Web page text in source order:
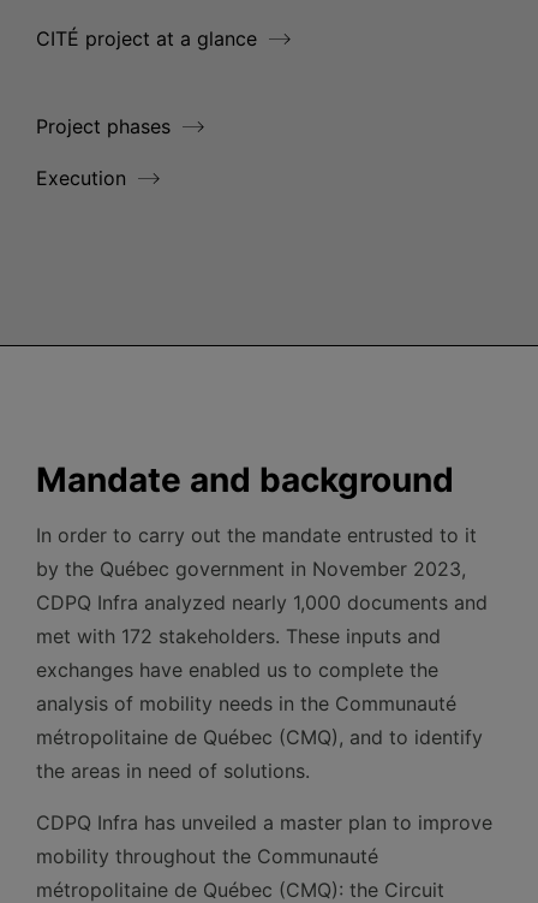
CITÉ project at a glance
Project phases
Execution
Mandate and background
In order to carry out the mandate entrusted to it
by the Québec government in November 2023,
CDPQ Infra analyzed nearly 1,000 documents and
met with 172 stakeholders. These inputs and
exchanges have enabled us to complete the
analysis of mobility needs in the Communauté
métropolitaine de Québec (CMQ), and to identify
the areas in need of solutions.
CDPQ Infra has unveiled a master plan to improve
mobility throughout the Communauté
métropolitaine de Québec (CMQ): the Circuit